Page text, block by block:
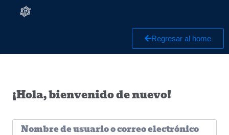
Regresar al home
¡Hola, bienvenido de nuevo!